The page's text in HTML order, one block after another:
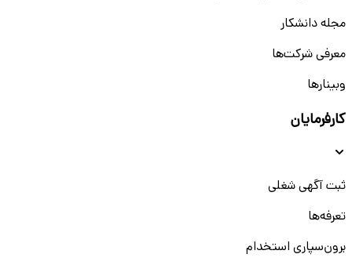
مجله دانشکار
معرفی شرکت‌ها
وبینار‌‌ها
کارفرمایان
ثبت آگهی شغلی
تعرفه‌ها
برون‌سپاری استخدام